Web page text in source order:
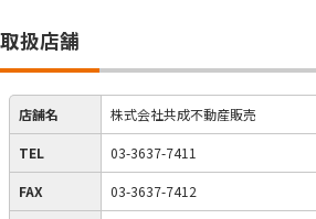
取扱店舗
店舗名 株式会社共成不動産販売
TEL 03-3637-7411
FAX 03-3637-7412